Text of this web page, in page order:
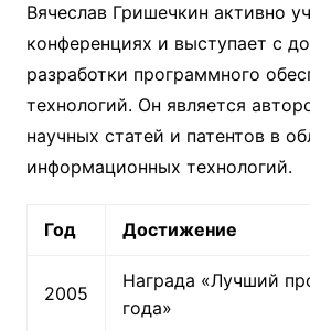
Вячеслав Гришечкин активно
конференциях и выступает с
разработки программного
технологий. Он является
научных статей и патентов в
информационных технологий.
Год Достижение
2005
Награда «Лучший
года»